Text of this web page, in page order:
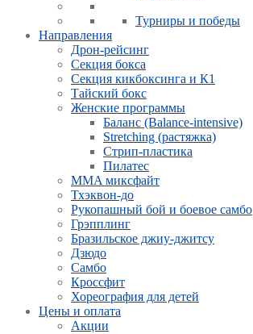
Турниры и победы
Направления
Дрон-рейсинг
Секция бокса
Секция кикбоксинга и К1
Тайский бокс
Женские программы
Баланс (Balance-intensive)
Stretching (растяжка)
Стрип-пластика
Пилатес
MMA миксфайт
Тхэквон-до
Рукопашный бой и боевое самбо
Грэпплинг
Бразильское джиу-джитсу
Дзюдо
Самбо
Кроссфит
Хореография для детей
Цены и оплата
Акции